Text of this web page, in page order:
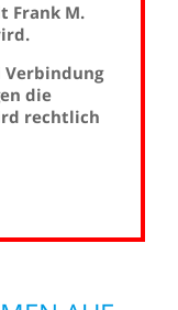
Frank M.
Verbindung
die
rechtlich